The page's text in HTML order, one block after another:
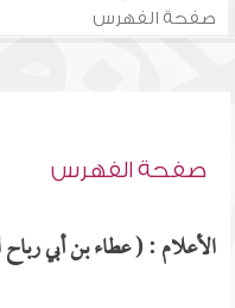
صفحة الفهرس
صفحة الفهرس
الأعلام : ( عطاء بن أبي